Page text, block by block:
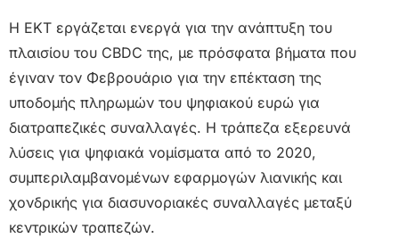
Η ΕΚΤ εργάζεται ενεργά για την ανάπτυξη του
πλαισίου του CBDC της, με πρόσφατα βήματα που
έγιναν τον Φεβρουάριο για την επέκταση της
υποδομής πληρωμών του ψηφιακού ευρώ για
διατραπεζικές συναλλαγές. Η τράπεζα εξερευνά
λύσεις για ψηφιακά νομίσματα από το 2020,
συμπεριλαμβανομένων εφαρμογών λιανικής και
χονδρικής για διασυνοριακές συναλλαγές μεταξύ
κεντρικών τραπεζών.